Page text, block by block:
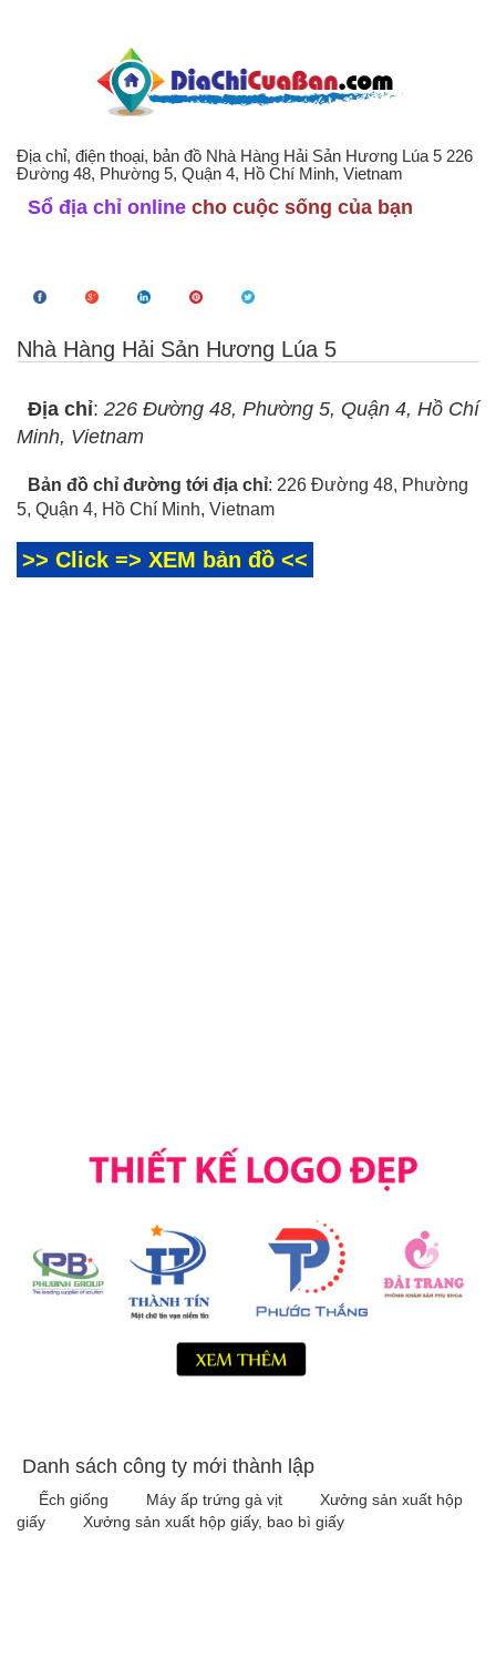
Địa chỉ, điện thoại, bản đồ Nhà Hàng Hải Sản Hương Lúa 5 226
Đường 48, Phường 5, Quận 4, Hồ Chí Minh, Vietnam
Sổ địa chỉ online cho cuộc sống của bạn
Nhà Hàng Hải Sản Hương Lúa 5
Địa chỉ: 226 Đường 48, Phường 5, Quận 4, Hồ Chí
Minh, Vietnam
Bản đồ chỉ đường tới địa chỉ: 226 Đường 48, Phường
5, Quận 4, Hồ Chí Minh, Vietnam
>> Click => XEM bản đồ <<
Danh sách công ty mới thành lập
Ếch giống Máy ấp trứng gà vịt
Xưởng sản xuất hộp
giấy
Xưởng sản xuất hộp giấy, bao bì giấy